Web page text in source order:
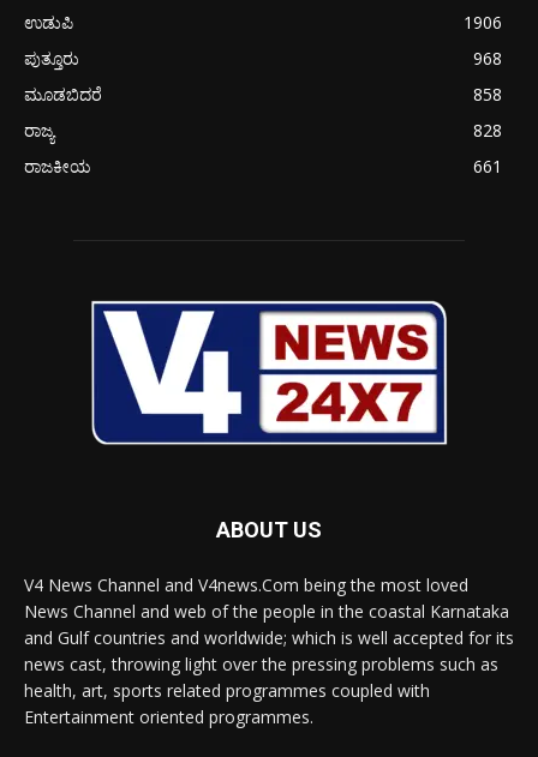
ಉಡುಪಿ
1906
ಪುತ್ತೂರು
968
ಮೂಡಬಿದರೆ
858
ರಾಜ್ಯ
828
ರಾಜಕೀಯ
661
ABOUT US
V4 News Channel and V4news.Com being the most loved
News Channel and web of the people in the coastal Karnataka
and Gulf countries and worldwide; which is well accepted for its
news cast, throwing light over the pressing problems such as
health, art, sports related programmes coupled with
Entertainment oriented programmes.